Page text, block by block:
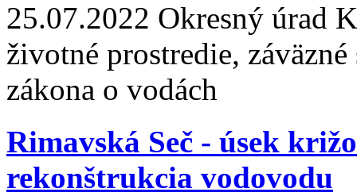
25.07.2022 Okresný úrad
životné prostredie,
zákona o vodách
Rimavská Seč - úsek
rekonštrukcia vodovodu